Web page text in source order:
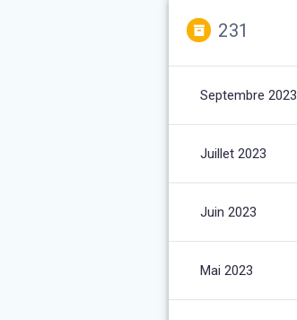
231
Septembre 2023
Juillet 2023
Juin 2023
Mai 2023